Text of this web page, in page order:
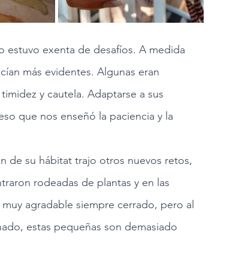
estuvo exenta de desafíos. A medida
más evidentes. Algunas eran
y cautela. Adaptarse a sus
que nos enseñó la paciencia y la
de su hábitat trajo otros nuevos retos,
rodeadas de plantas y en las
agradable siempre cerrado, pero al
estas pequeñas son demasiado